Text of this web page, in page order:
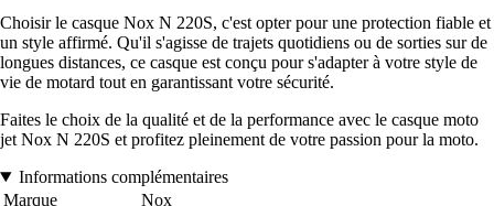
Choisir le casque Nox N 220S, c'est opter pour une protection fiable et
un style affirmé. Qu'il s'agisse de trajets quotidiens ou de sorties sur de
longues distances, ce casque est conçu pour s'adapter à votre style de
vie de motard tout en garantissant votre sécurité.
Faites le choix de la qualité et de la performance avec le casque moto
jet Nox N 220S et profitez pleinement de votre passion pour la moto.
Informations complémentaires
Marque
Nox